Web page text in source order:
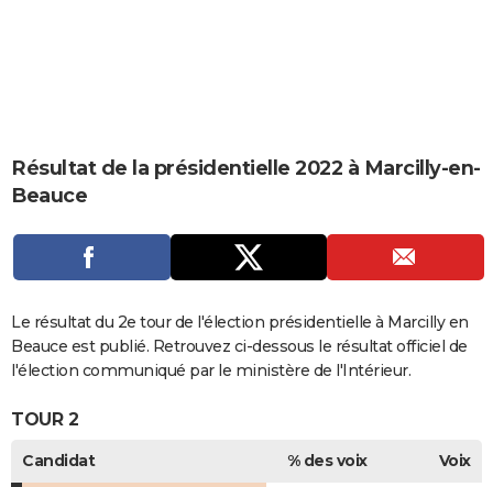
CARTE DE VOEUX
Carte de Noël
Carte Bonne année
Carte Saint-Valentin
Carte Pâques
Carte d'anniversaire
DICTIONNAIRE
Dictionnaire
Biographies
Expressions
Proverbes
PROGRAMME TV
S'inscrire
Se connecter
Lycées
Collèges
Primaires
Universités
Entreprises
Service militaire
Avis de recherche
AVIS DE DÉCÈS
Bricolage
Lifestyle
Culture
Sport
Auto
Television
Voyage
Cinema
Résultat de la présidentielle 2022 à Marcilly-en-
Beauce
Le résultat du 2e tour de l'élection présidentielle à Marcilly en
Beauce est publié. Retrouvez ci-dessous le résultat officiel de
l'élection communiqué par le ministère de l'Intérieur.
TOUR 2
Candidat % des voix
Voix